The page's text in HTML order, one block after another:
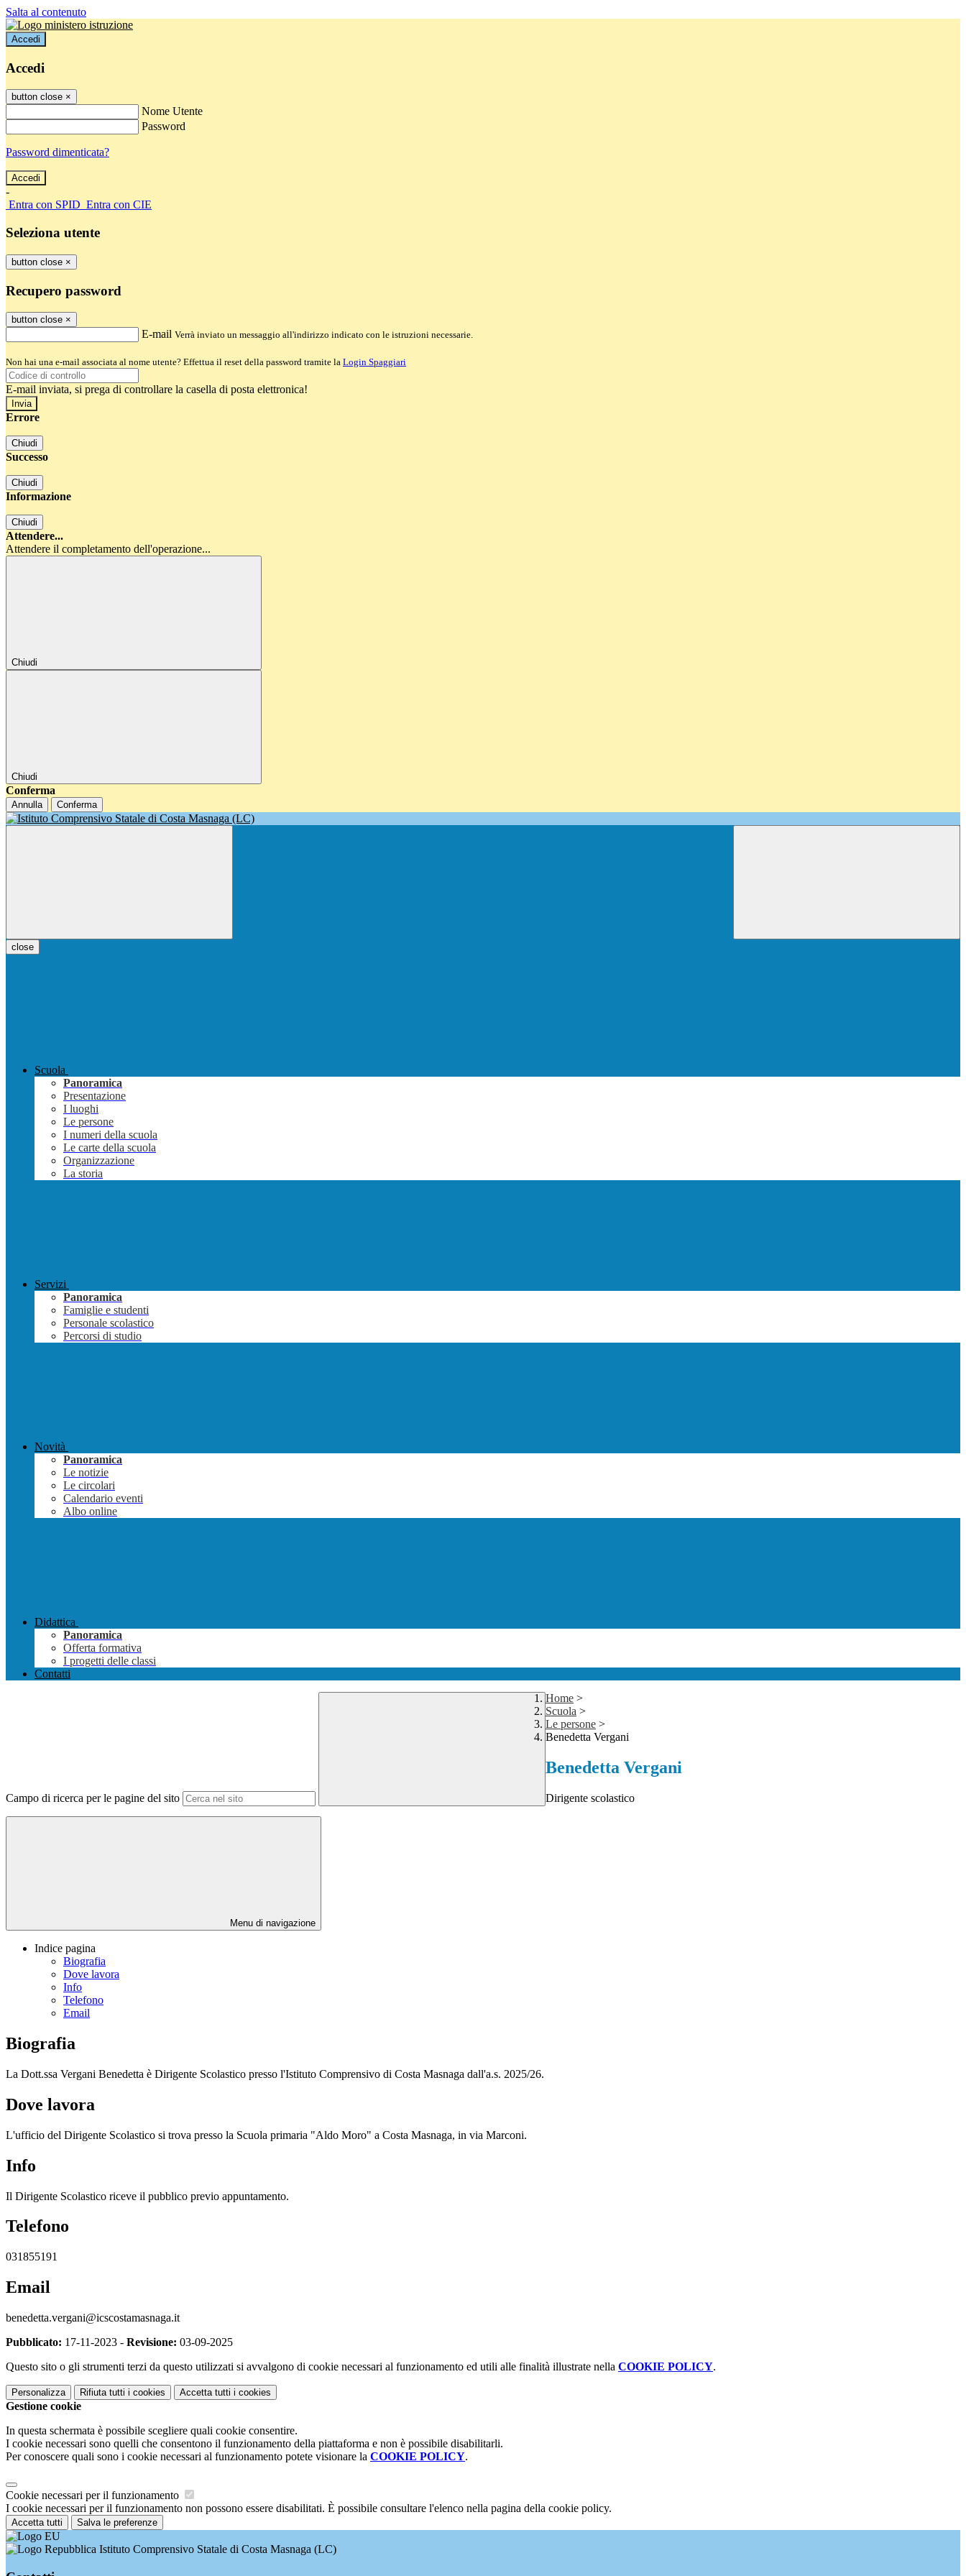
Salta al contenuto
Accedi
Accedi
button close ×
Nome Utente
Password
Password dimenticata?
-
Entra con SPID Entra con CIE
Seleziona utente
button close ×
Recupero password
button close ×
E-mail Verrà inviato un messaggio all'indirizzo indicato con le istruzioni necessarie.
Non hai una e-mail associata al nome utente? Effettua il reset della password tramite la Login Spaggiari
E-mail inviata, si prega di controllare la casella di posta elettronica!
Errore
Chiudi
Successo
Chiudi
Informazione
Chiudi
Attendere...
Attendere il completamento dell'operazione...
Chiudi
Chiudi
Conferma
Annulla Conferma
close
Scuola
Panoramica
Presentazione
I luoghi
Le persone
I numeri della scuola
Le carte della scuola
Organizzazione
La storia
Servizi
Panoramica
Famiglie e studenti
Personale scolastico
Percorsi di studio
Novità
Panoramica
Le notizie
Le circolari
Calendario eventi
Albo online
Didattica
Panoramica
Offerta formativa
I progetti delle classi
Contatti
Campo di ricerca per le pagine del sito
Home >
Scuola >
Le persone >
Benedetta Vergani
Benedetta Vergani
Dirigente scolastico
Menu di navigazione
Indice pagina
Biografia
Dove lavora
Info
Telefono
Email
Biografia
La Dott.ssa Vergani Benedetta è Dirigente Scolastico presso l'Istituto Comprensivo di Costa Masnaga dall'a.s. 2025/26.
Dove lavora
L'ufficio del Dirigente Scolastico si trova presso la Scuola primaria "Aldo Moro" a Costa Masnaga, in via Marconi.
Info
Il Dirigente Scolastico riceve il pubblico previo appuntamento.
Telefono
031855191
Email
benedetta.vergani@icscostamasnaga.it
Pubblicato: 17-11-2023 - Revisione: 03-09-2025
Questo sito o gli strumenti terzi da questo utilizzati si avvalgono di cookie necessari al funzionamento ed utili alle finalità illustrate nella COOKIE POLICY.
Personalizza Rifiuta tutti i cookies Accetta tutti i cookies
Gestione cookie
In questa schermata è possibile scegliere quali cookie consentire.
I cookie necessari sono quelli che consentono il funzionamento della piattaforma e non è possibile disabilitarli.
Per conoscere quali sono i cookie necessari al funzionamento potete visionare la COOKIE POLICY.
Cookie necessari per il funzionamento
I cookie necessari per il funzionamento non possono essere disabilitati. È possibile consultare l'elenco nella pagina della cookie policy.
Accetta tutti Salva le preferenze
Istituto Comprensivo Statale di Costa Masnaga (LC)